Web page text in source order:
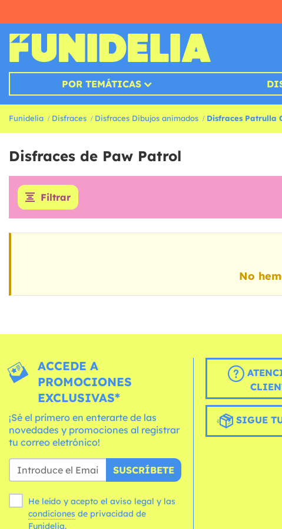
POR TEMÁTICAS
Funidelia Disfraces Disfraces Dibujos animados Disfraces Patrulla
Disfraces de Paw Patrol
Filtrar
No
ACCEDE A
PROMOCIONES
EXCLUSIVAS*
¡Sé el primero en enterarte de las
novedades y promociones al registrar
tu correo eletrónico!
SUSCRÍBETE
He leído y acepto el aviso legal y las
condiciones
Funidelia.
SIGUE